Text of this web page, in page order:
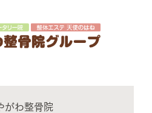
がわ整骨院